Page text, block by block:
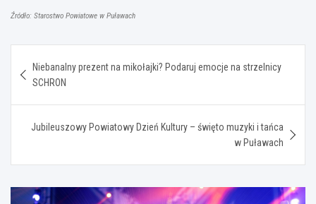
Źródło: Starostwo Powiatowe w Puławach
wpisu
Niebanalny prezent na mikołajki? Podaruj emocje na strzelnicy
SCHRON
Jubileuszowy Powiatowy Dzień Kultury – święto muzyki i tańca
w Puławach